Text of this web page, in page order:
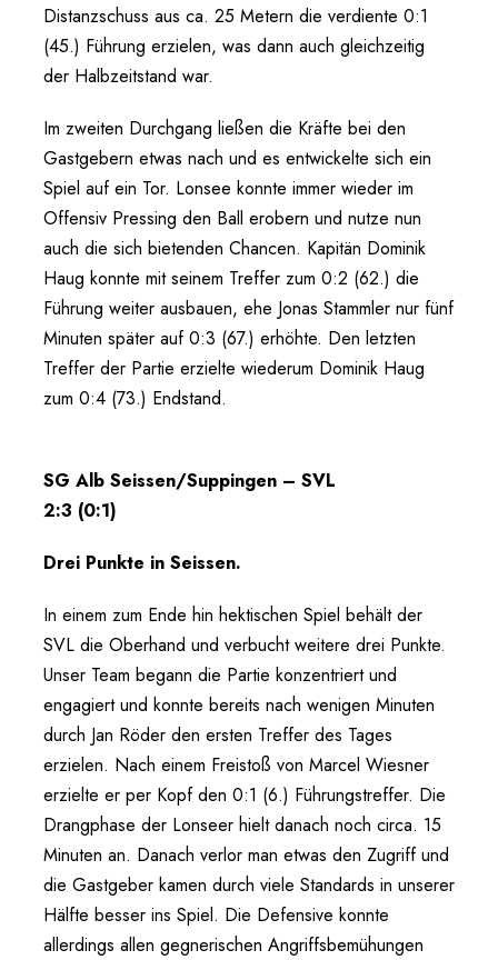
Distanzschuss aus ca. 25 Metern die verdiente 0:1
(45.) Führung erzielen, was dann auch gleichzeitig
der Halbzeitstand war.
Im zweiten Durchgang ließen die Kräfte bei den
Gastgebern etwas nach und es entwickelte sich ein
Spiel auf ein Tor. Lonsee konnte immer wieder im
Offensiv Pressing den Ball erobern und nutze nun
auch die sich bietenden Chancen. Kapitän Dominik
Haug konnte mit seinem Treffer zum 0:2 (62.) die
Führung weiter ausbauen, ehe Jonas Stammler nur fünf
Minuten später auf 0:3 (67.) erhöhte. Den letzten
Treffer der Partie erzielte wiederum Dominik Haug
zum 0:4 (73.) Endstand.
SG Alb Seissen/Suppingen – SVL
2:3 (0:1)
Drei Punkte in Seissen.
In einem zum Ende hin hektischen Spiel behält der
SVL die Oberhand und verbucht weitere drei Punkte.
Unser Team begann die Partie konzentriert und
engagiert und konnte bereits nach wenigen Minuten
durch Jan Röder den ersten Treffer des Tages
erzielen. Nach einem Freistoß von Marcel Wiesner
erzielte er per Kopf den 0:1 (6.) Führungstreffer. Die
Drangphase der Lonseer hielt danach noch circa. 15
Minuten an. Danach verlor man etwas den Zugriff und
die Gastgeber kamen durch viele Standards in unserer
Hälfte besser ins Spiel. Die Defensive konnte
allerdings allen gegnerischen Angriffsbemühungen